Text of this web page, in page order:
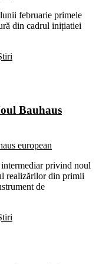
februarie primele
din cadrul inițiatiei
Bauhaus
privind noul
realizărilor din primii
de